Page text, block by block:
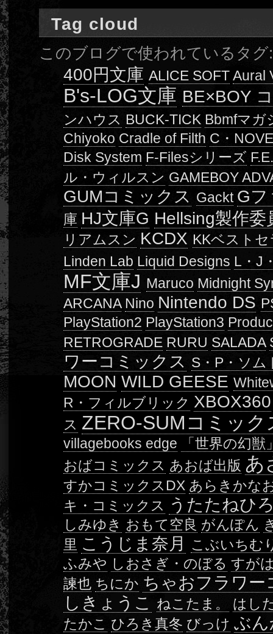
Tag cloud
このブログで使われているタグ:
400円文庫 ALICE SOFT Aural
B's-LOG文庫 BE×BOY
ンハウス BUCK-TICK Bbmfマガ
Chiyoko Cradle of Filth C・
Disk System F-Filesシリーズ
ル・ウィルスン GAMEBOY
GUMコミックス Gackt Gフ
庫 HJ文庫G Hellsing製作委
リアムスン KCDX KKベスト
Linden Lab Liquid Designs L・J
MF文庫J Maruco Midnight
ARCANA Nino Nintendo DS
PlayStation2 PlayStation3
RETROGRADE RURU SALADA
ワーコミックス S・P・ソム
MOON WILD GEESE
R・フィルブリック XBOX360
ス ZERO-SUMコミック
villagebooks edge
「世界の幻
おばコミックス あおば出版 あ
すかコミックスDX あらきかな
キ・コミックス うたたねひ
しみゆき おもて空良 がんぽん
里 こうじま奈月
こぶいちむ
ふみや しおさぎ・のぼる すが
諫也 ちにか ちゃおフラワー
しきょうこ
ねこたま。
はし
たかこ ひろき真冬 びっけ ぶ